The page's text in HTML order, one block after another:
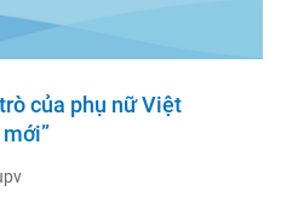
của phụ nữ Việt